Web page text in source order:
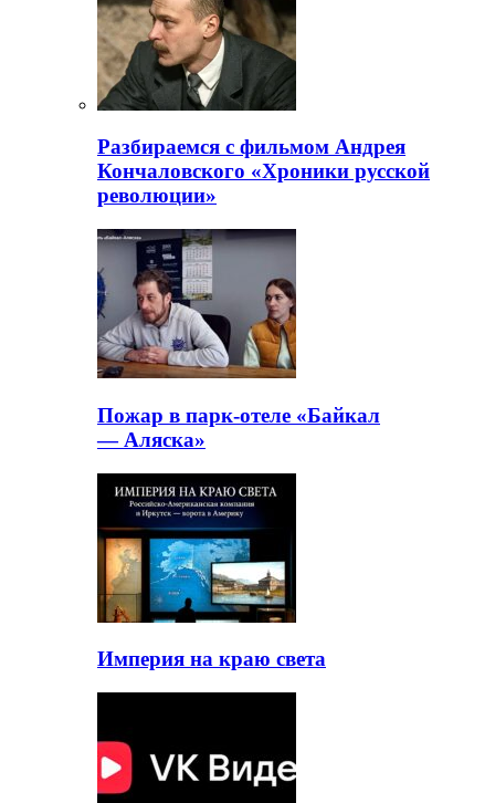
Разбираемся с фильмом Андрея
Кончаловского «Хроники русской
революции»
Пожар в парк-отеле «Байкал
— Аляска»
Империя на краю света